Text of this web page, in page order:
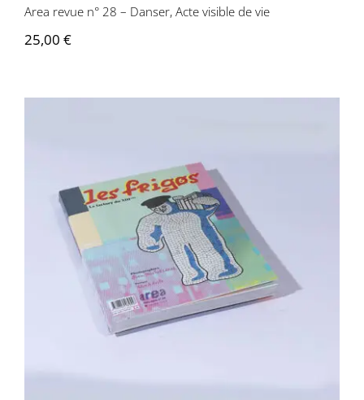
Area revue n° 28 – Danser, Acte visible de vie
25,00 €
Area revue n°29 – Les Frigos